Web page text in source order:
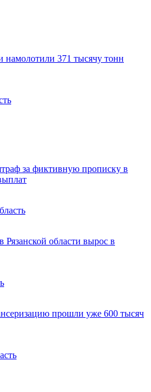
намолотили 371 тысячу тонн
за фиктивную прописку в
области вырос в
прошли уже 600 тысяч